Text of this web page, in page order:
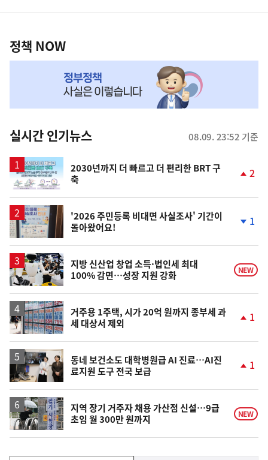
영
책
NOW,
뉴
스
정책 NOW
실시간 인기뉴스 08.09. 23:52 기준
2030년까지 더 빠르고 더 편리한 BRT 구
축
2
'2026 주민등록 비대면 사실조사' 기간이
돌아왔어요!
락
1
지방 신산업 창업 소득·법인세 최대
100% 감면…성장 지원 강화
NEW
거주용 1주택, 시가 20억 원까지 종부세 과
세 대상서 제외
1
동네 보건소도 대학병원급 AI 진료…AI진
료지원 도구 전국 보급
승
1
지역 장기 거주자 채용 가산점 신설…9급
초임 월 300만 원까지
NEW